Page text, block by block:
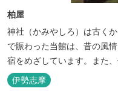
柏屋
神社（かみやしろ）は古く
で賑わった当館は、昔の風
宿をめざしています。また
低価格でお楽しみください。
伊勢志摩